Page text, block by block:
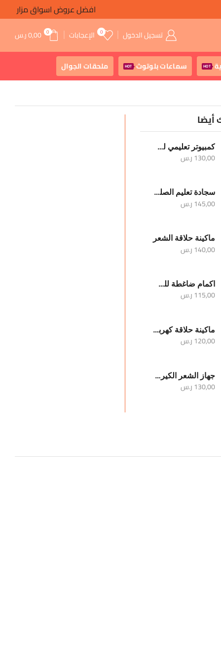
افضل عروض اسواق مزار
تسجيل الدخول 0 الإعجابات 0
0,00ر.س
HOT سماعات بلوتوث HOT ملحقات الجوال
أيضا
كمبيوتر تعليمي للأطفال
130,00ر.س
سجادة تعليم الصلوات الخمس والوضوء
145,00ر.س
ماكينة حلاقة الشعر
140,00ر.س
اكمام ضاغطة للساقين والركبة
115,00ر.س
ماكينة حلاقة كهربائية محمولة للرجال
120,00ر.س
جهاز الشعر الكيرلي
130,00ر.س